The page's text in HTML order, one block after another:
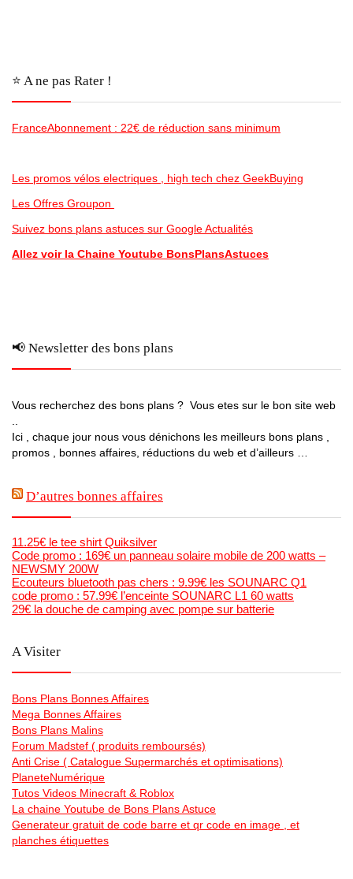
⭐️ A ne pas Rater !
FranceAbonnement : 22€ de réduction sans minimum
Les promos vélos electriques , high tech chez GeekBuying
Les Offres Groupon
Suivez bons plans astuces sur Google Actualités
Allez voir la Chaine Youtube BonsPlansAstuces
📢 Newsletter des bons plans
Vous recherchez des bons plans ? Vous etes sur le bon site web
..
Ici , chaque jour nous vous dénichons les meilleurs bons plans ,
promos , bonnes affaires, réductions du web et d’ailleurs …
D’autres bonnes affaires
11.25€ le tee shirt Quiksilver
Code promo : 169€ un panneau solaire mobile de 200 watts –
NEWSMY 200W
Ecouteurs bluetooth pas chers : 9.99€ les SOUNARC Q1
code promo : 57.99€ l’enceinte SOUNARC L1 60 watts
29€ la douche de camping avec pompe sur batterie
A Visiter
Bons Plans Bonnes Affaires
Mega Bonnes Affaires
Bons Plans Malins
Forum Madstef ( produits remboursés)
Anti Crise ( Catalogue Supermarchés et optimisations)
PlaneteNumérique
Tutos Videos Minecraft & Roblox
La chaine Youtube de Bons Plans Astuce
Generateur gratuit de code barre et qr code en image , et
planches étiquettes